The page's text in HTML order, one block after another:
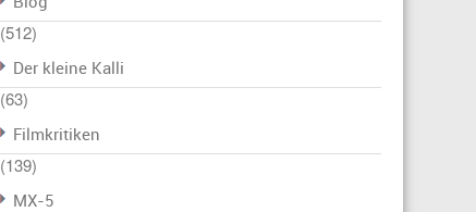
(512)
Der kleine Kalli
(63)
Filmkritiken
(139)
MX-5